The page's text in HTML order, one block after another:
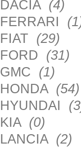
DACIA (4)
FERRARI
FIAT (29)
FORD (31)
GMC (1)
HONDA (54)
HYUNDAI
KIA (0)
LANCIA (2)